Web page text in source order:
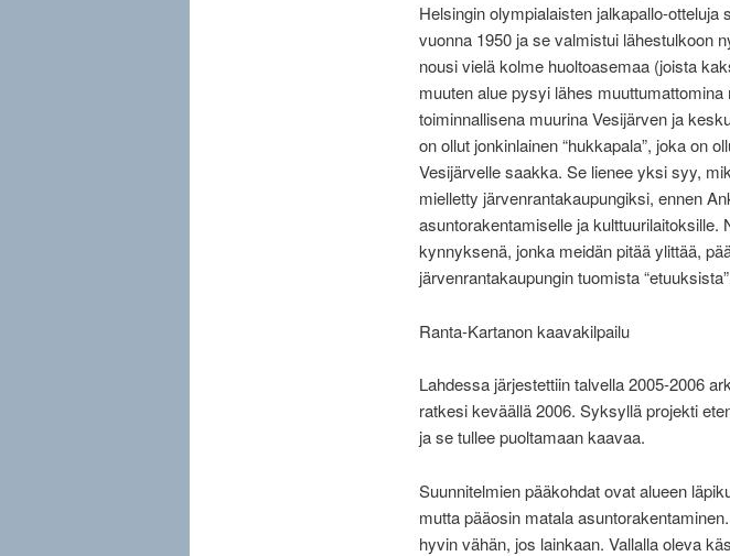
Helsingin olympialaisten jalkapallo-
vuonna 1950 ja se valmistui lähestulkoon
nousi vielä kolme huoltoasemaa (joista
muuten alue pysyi lähes
toiminnallisena muurina Vesijärven ja
on ollut jonkinlainen “hukkapala”, joka on
Vesijärvelle saakka. Se lienee yksi syy,
mielletty järvenrantakaupungiksi, ennen
asuntorakentamiselle ja
kynnyksenä, jonka meidän pitää ylittää,
järvenrantakaupungin tuomista
Ranta-Kartanon kaavakilpailu
Lahdessa järjestettiin talvella 2005-2006
ratkesi keväällä 2006. Syksyllä projekti
ja se tullee puoltamaan kaavaa.
Suunnitelmien pääkohdat ovat alueen
mutta pääosin matala
hyvin vähän, jos lainkaan. Vallalla oleva